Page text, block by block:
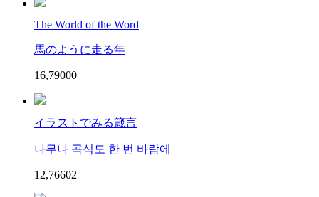
The World of the Word
馬のように走る年
16,79000
イラストでみる箴言
나무나 곡식도 한 번 바람에
12,76602